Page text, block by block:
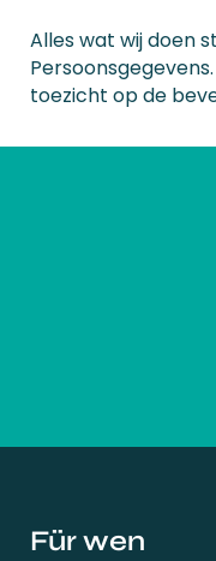
Alles wat wij doen
toezicht op de
Für wen